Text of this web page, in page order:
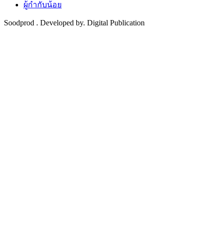
ผู้กำกับน้อย
Soodprod . Developed by. Digital Publication